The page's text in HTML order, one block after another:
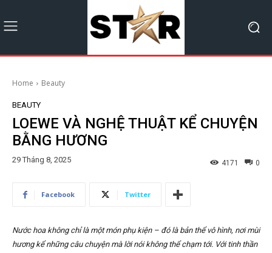
Home Beauty
BEAUTY
LOEWE VÀ NGHỆ THUẬT KỂ CHUYỆN
BẰNG HƯƠNG
29 Tháng 8, 2025 0
4171
Facebook Twitter
Nước hoa không chỉ là một món phụ kiện – đó là bản thể vô hình, nơi mùi
hương kể những câu chuyện mà lời nói không thể chạm tới. Với tinh thần